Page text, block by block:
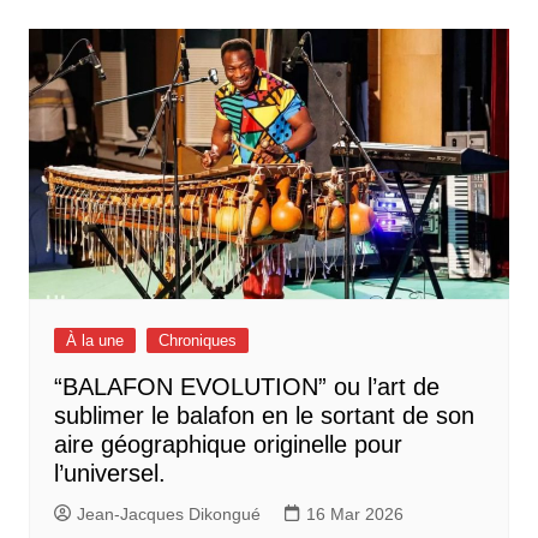
l’article
À la une Chroniques
“BALAFON EVOLUTION” ou l’art de
sublimer le balafon en le sortant de son
aire géographique originelle pour
l’universel.
Jean-Jacques Dikongué 16 Mar 2026